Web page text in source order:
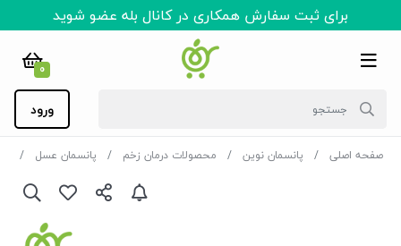
برای ثبت سفارش همکاری در کانال بله عضو شوید
0
ورود
صفحه اصلی پانسمان نوین محصولات درمان زخم پانسمان عسل